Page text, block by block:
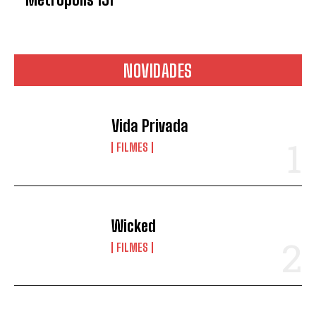
NOVIDADES
Vida Privada
FILMES
Wicked
FILMES